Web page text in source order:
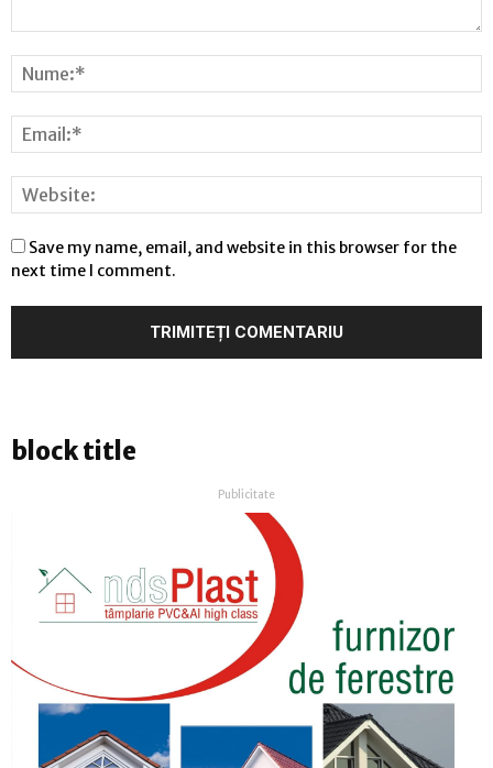
Save my name, email, and website in this browser for the
next time I comment.
block title
Publicitate